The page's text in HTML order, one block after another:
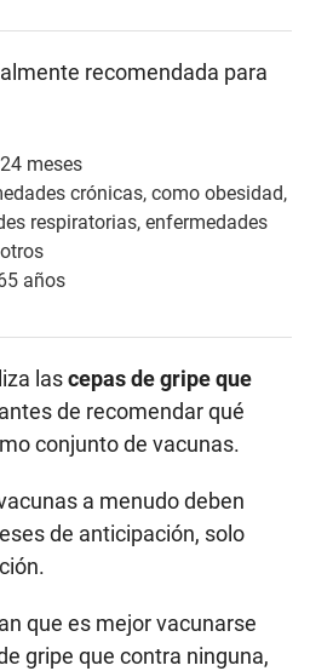
recomendada para
meses
crónicas, como obesidad,
respiratorias, enfermedades
años
lascepas de gripe que
antes de recomendar qué
conjunto de vacunas.
a menudo deben
de anticipación, solo
que es mejor vacunarse
gripe que contra ninguna,